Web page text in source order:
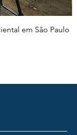
em São Paulo